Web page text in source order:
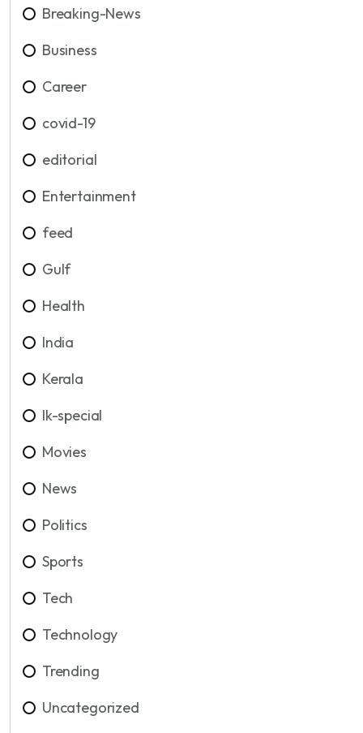
Breaking-News
Business
Career
covid-19
editorial
Entertainment
feed
Gulf
Health
India
Kerala
lk-special
Movies
News
Politics
Sports
Tech
Technology
Trending
Uncategorized